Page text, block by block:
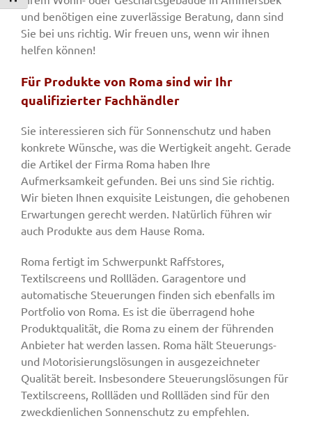
und benötigen eine zuverlässige Beratung, dann sind
Sie bei uns richtig. Wir freuen uns, wenn wir ihnen
helfen können!
Für Produkte von Roma sind wir Ihr
qualifizierter Fachhändler
Sie interessieren sich für Sonnenschutz und haben
konkrete Wünsche, was die Wertigkeit angeht. Gerade
die Artikel der Firma Roma haben Ihre
Aufmerksamkeit gefunden. Bei uns sind Sie richtig.
Wir bieten Ihnen exquisite Leistungen, die gehobenen
Erwartungen gerecht werden. Natürlich führen wir
auch Produkte aus dem Hause Roma.
Roma fertigt im Schwerpunkt Raffstores,
Textilscreens und Rollläden. Garagentore und
automatische Steuerungen finden sich ebenfalls im
Portfolio von Roma. Es ist die überragend hohe
Produktqualität, die Roma zu einem der führenden
Anbieter hat werden lassen. Roma hält Steuerungs-
und Motorisierungslösungen in ausgezeichneter
Qualität bereit. Insbesondere Steuerungslösungen für
Textilscreens, Rollläden und Rollläden sind für den
zweckdienlichen Sonnenschutz zu empfehlen.